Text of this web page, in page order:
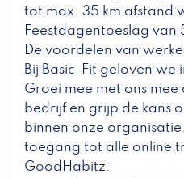
tot max. 35 km afstand
Feestdagentoeslag van
De voordelen van
Bij Basic-Fit geloven we
Groei mee met ons mee
bedrijf en grijp de kans
binnen onze
toegang tot alle online
GoodHabitz.